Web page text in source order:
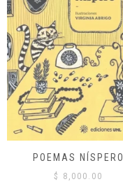
POEMAS NÍSPERO
$ 8,000.00